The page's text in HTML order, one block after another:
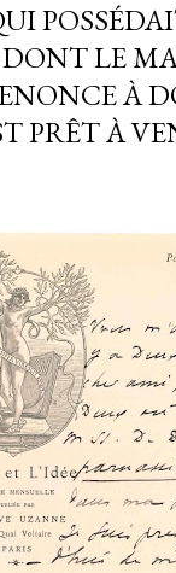
LE
À
PRÊT À